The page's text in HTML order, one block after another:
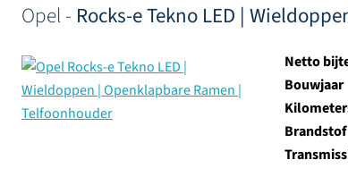
Opel - Rocks-e Tekno LED |
Netto
Bouwjaar
Brandstof